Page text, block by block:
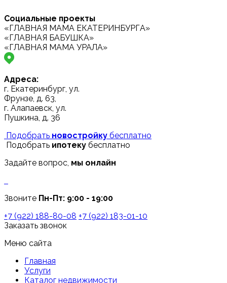
Социальные проекты
«ГЛАВНАЯ МАМА ЕКАТЕРИНБУРГА»
«ГЛАВНАЯ БАБУШКА»
«ГЛАВНАЯ МАМА УРАЛА»
Адреса:
г. Екатеринбург, ул.
Фрунзе, д. 63,
г. Алапаевск, ул.
Пушкина, д. 36
Подобрать новостройку бесплатно
Подобрать ипотеку бесплатно
Задайте вопрос, мы онлайн
Звоните Пн-Пт: 9:00 - 19:00
+7 (922) 188-80-08 +7 (922) 183-01-10
Заказать звонок
Меню сайта
Главная
Услуги
Каталог недвижимости